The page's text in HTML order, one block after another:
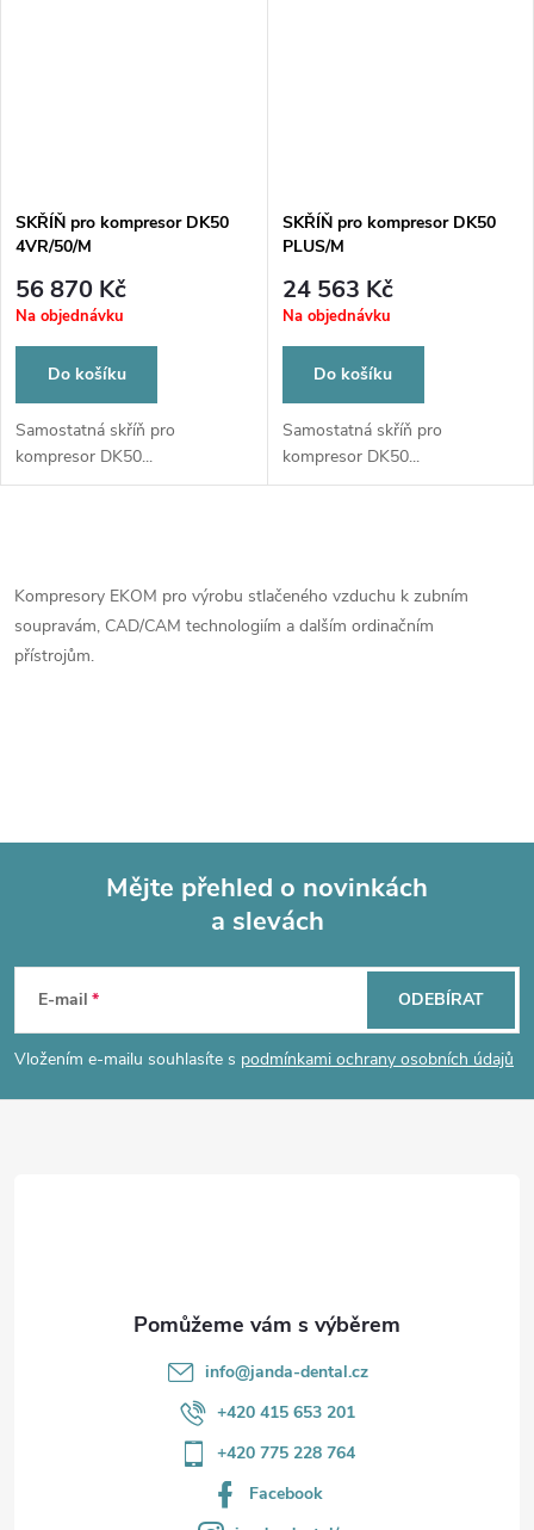
SKŘÍŇ pro kompresor DK50
4VR/50/M
56 870 Kč
Na objednávku
Do košíku
Samostatná skříň pro
kompresor DK50...
SKŘÍŇ pro kompresor DK50
PLUS/M
24 563 Kč
Na objednávku
Do košíku
Samostatná skříň pro
kompresor DK50...
v
l
c
v
k
Kompresory EKOM pro výrobu stlačeného vzduchu k zubním
soupravám, CAD/CAM technologiím a dalším ordinačním
přístrojům.
p
a
Mějte přehled o novinkách
a slevách
E-mail
Vložením e-mailu souhlasíte s podmínkami ochrany osobních údajů
ODEBÍRAT
info@janda-dental.cz
+420 415 653 201
+420 775 228 764
Facebook